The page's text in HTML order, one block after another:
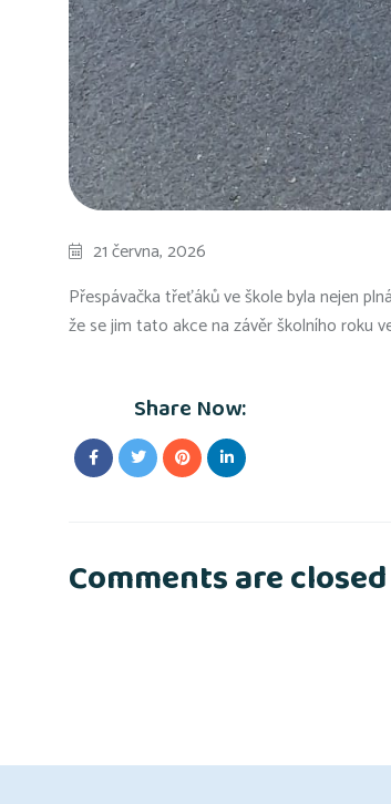
21 června, 2026
Přespávačka třeťáků ve škole byla nejen
že se jim tato akce na závěr školního roku
Share Now:
Comments are closed